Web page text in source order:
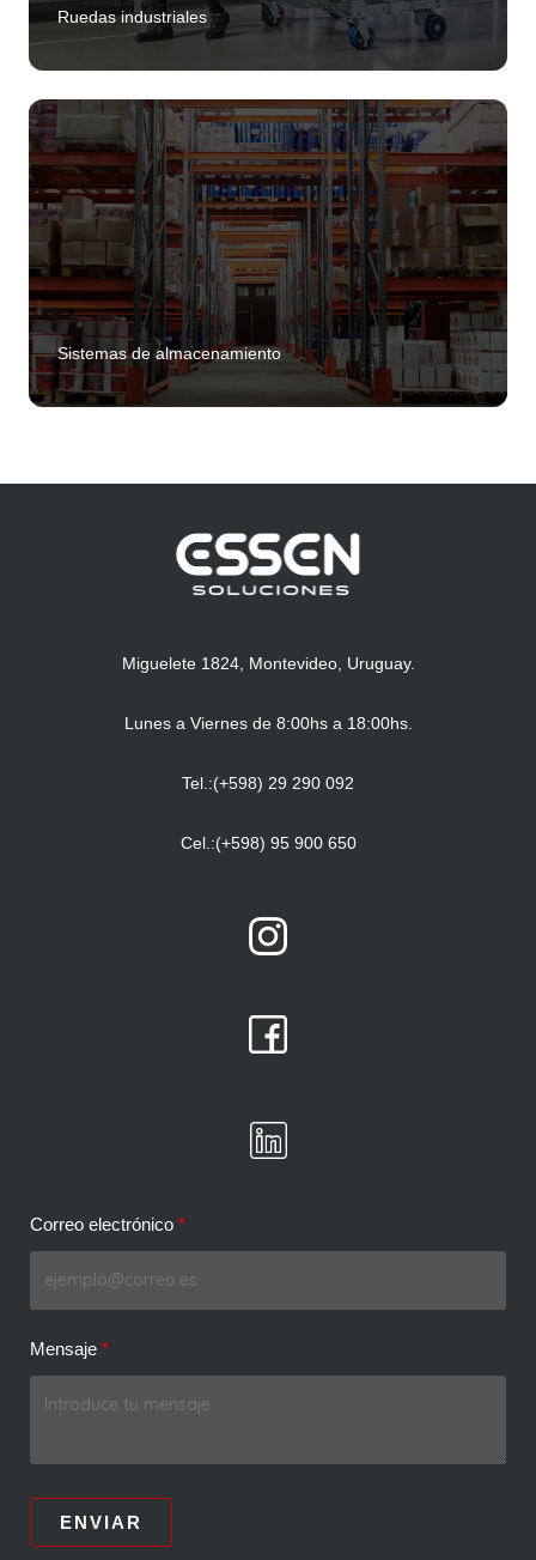
Ruedas industriales
Sistemas de almacenamiento
Miguelete 1824, Montevideo, Uruguay.
Lunes a Viernes de 8:00hs a 18:00hs.
Tel.:(+598) 29 290 092
Cel.:(+598) 95 900 650
Correo electrónico
Mensaje
ENVIAR